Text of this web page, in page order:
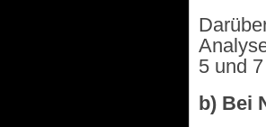
5 und
b) Bei